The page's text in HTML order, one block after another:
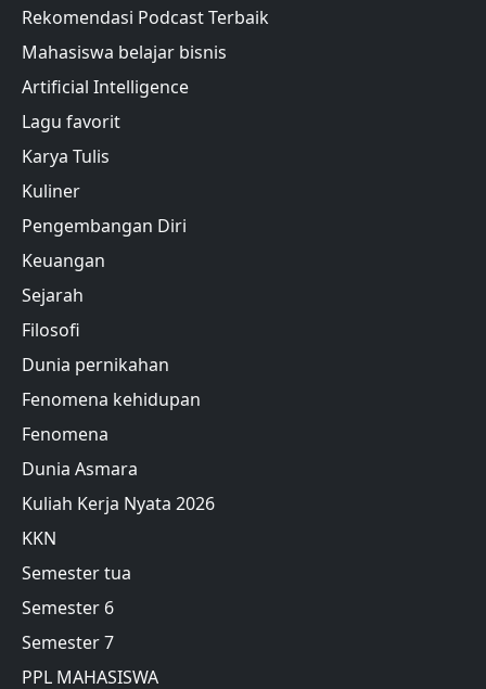
Rekomendasi Podcast Terbaik
Mahasiswa belajar bisnis
Artificial Intelligence
Lagu favorit
Karya Tulis
Kuliner
Pengembangan Diri
Keuangan
Sejarah
Filosofi
Dunia pernikahan
Fenomena kehidupan
Fenomena
Dunia Asmara
Kuliah Kerja Nyata 2026
KKN
Semester tua
Semester 6
Semester 7
PPL MAHASISWA